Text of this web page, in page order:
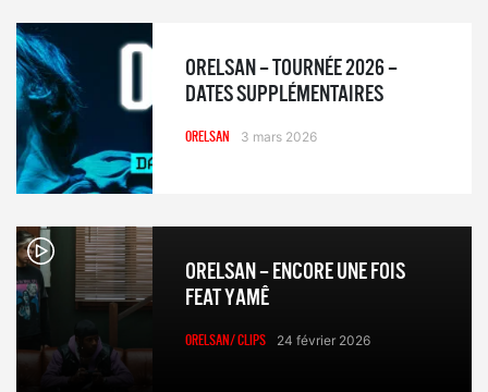
ORELSAN – TOURNÉE 2026 –
DATES SUPPLÉMENTAIRES
ORELSAN 3 mars 2026
ORELSAN – ENCORE UNE FOIS
FEAT YAMÊ
ORELSAN/ CLIPS 24 février 2026